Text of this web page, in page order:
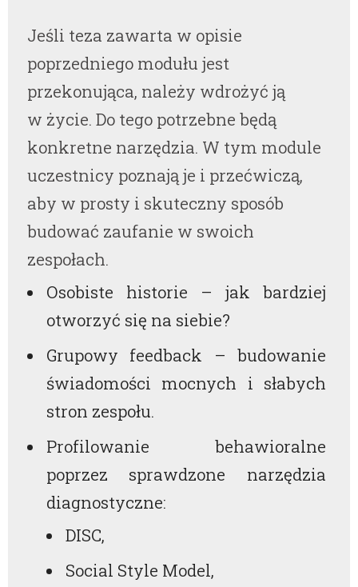
Jeśli teza zawarta w opisie
poprzedniego modułu jest
przekonująca, należy wdrożyć ją
w życie. Do tego potrzebne będą
konkretne narzędzia. W tym module
uczestnicy poznają je i przećwiczą,
aby w prosty i skuteczny sposób
budować zaufanie w swoich
zespołach.
Osobiste historie – jak bardziej
otworzyć się na siebie?
Grupowy feedback – budowanie
świadomości mocnych i słabych
stron zespołu.
Profilowanie behawioralne
poprzez sprawdzone narzędzia
diagnostyczne:
DISC,
Social Style Model,